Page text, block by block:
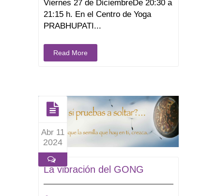
Viernes 27 de DiciembreDe 20:30 a
21:15 h. En el Centro de Yoga
PRABHUPATI...
Read More
Abr 11
2024
La vibración del GONG